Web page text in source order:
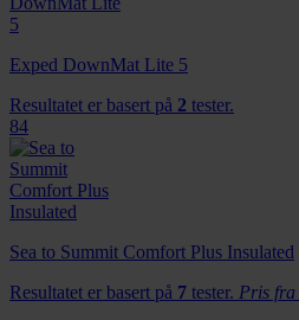
Exped DownMat Lite 5
Resultatet er basert på 2 tester.
84
Sea to Summit Comfort Plus Insulated
Resultatet er basert på 7 tester. Pris fra